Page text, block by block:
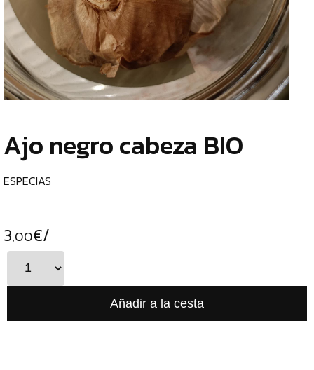
TIENDA
CHOCOLATES
ESPECIALES
ESPECIAS
CURRY
CAFÉS
GENERAL
DESHIDRATADOS
Ajo negro cabeza BIO
ESPECIAS
3,00€/